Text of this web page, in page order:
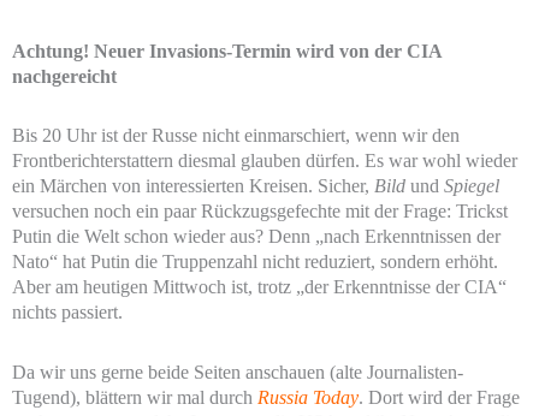
Achtung! Neuer Invasions-Termin wird von der CIA
nachgereicht
Bis 20 Uhr ist der Russe nicht einmarschiert, wenn wir den
Frontberichterstattern diesmal glauben dürfen. Es war wohl wieder
ein Märchen von interessierten Kreisen. Sicher, Bild und Spiegel
versuchen noch ein paar Rückzugsgefechte mit der Frage: Trickst
Putin die Welt schon wieder aus? Denn „nach Erkenntnissen der
Nato“ hat Putin die Truppenzahl nicht reduziert, sondern erhöht.
Aber am heutigen Mittwoch ist, trotz „der Erkenntnisse der CIA“
nichts passiert.
Da wir uns gerne beide Seiten anschauen (alte Journalisten-
Tugend), blättern wir mal durch Russia Today. Dort wird der Frage